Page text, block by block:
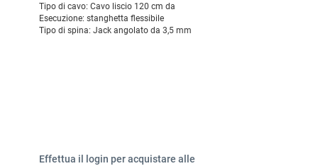
Tipo di cavo: Cavo liscio 120 cm da
Esecuzione: stanghetta flessibile
Tipo di spina: Jack angolato da 3,5 mm
Effettua il login per acquistare alle